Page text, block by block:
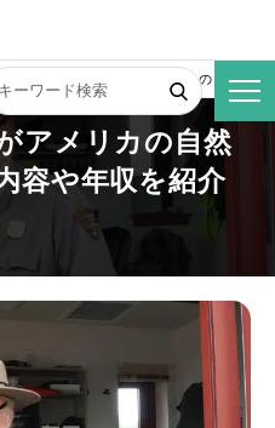
パークレンジャーがアメリカの自然を
アメリカの自然
容や年収を紹介